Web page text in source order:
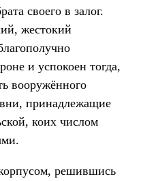
своего в залог.
жестокий
и успокоен тогда,
вооружённого
принадлежащие
коих числом
решившись